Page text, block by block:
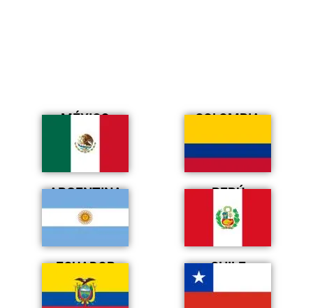
MÉXICO COLOMBIA
ARGENTINA PERÚ
ECUADOR CHILE